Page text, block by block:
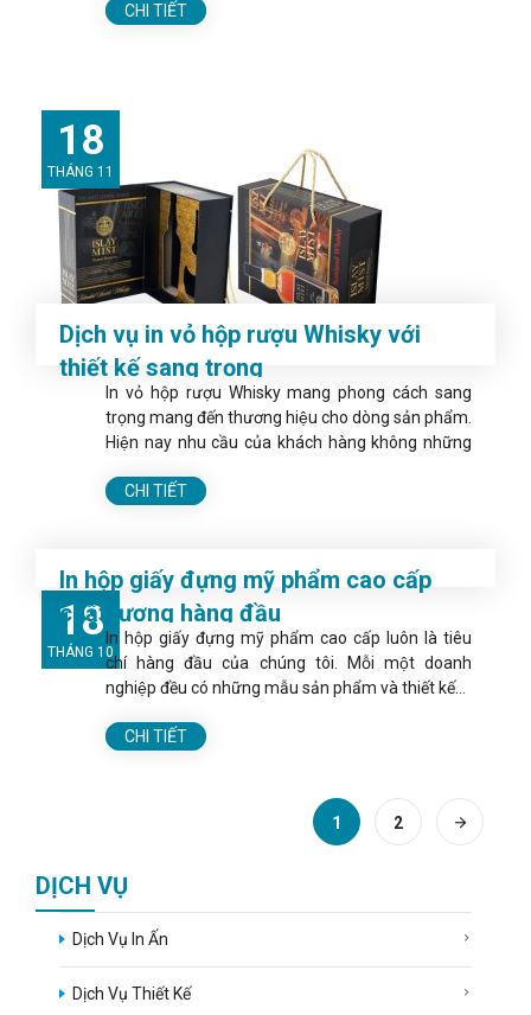
CHI TIẾT
18
THÁNG 11
Dịch vụ in vỏ hộp rượu Whisky với
thiết kế sang trọng
In vỏ hộp rượu Whisky mang phong cách sang
trọng mang đến thương hiệu cho dòng sản phẩm.
Hiện nay nhu cầu của khách hàng không những
CHI TIẾT
18
THÁNG 10
In hộp giấy đựng mỹ phẩm cao cấp
chất lượng hàng đầu
In hộp giấy đựng mỹ phẩm cao cấp luôn là tiêu
chí hàng đầu của chúng tôi. Mỗi một doanh
nghiệp đều có những mẫu sản phẩm và thiết kế...
CHI TIẾT
1 2
DỊCH VỤ
Dịch Vụ In Ấn
Dịch Vụ Thiết Kế